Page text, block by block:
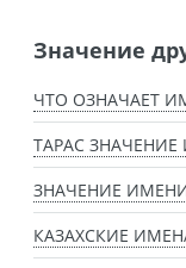
Значение
ЧТО ОЗНАЧАЕТ
ТАРАС
ЗНАЧЕНИЕ
КАЗАХСКИЕ